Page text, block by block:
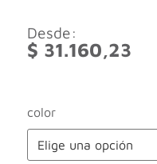
Desde:
$ 31.160,23
color